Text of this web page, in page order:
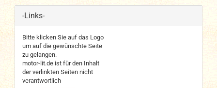
-Links-
Bitte klicken Sie auf das Logo
um auf die gewünschte Seite
zu gelangen.
motor-lit.de ist für den Inhalt
der verlinkten Seiten nicht
verantwortlich